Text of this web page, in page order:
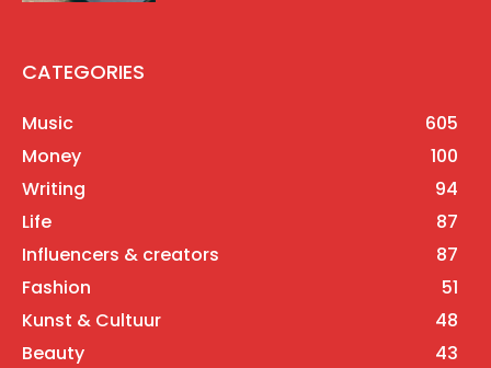
CATEGORIES
Music
605
Money
100
Writing
94
Life
87
Influencers & creators
87
Fashion
51
Kunst & Cultuur
48
Beauty
43